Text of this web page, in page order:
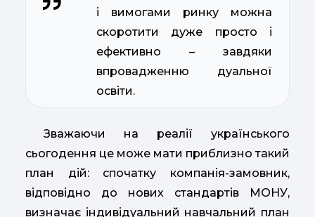
і вимогами ринку можна
скоротити дуже просто і
ефективно – завдяки
впровадженню дуальної
освіти.
Зважаючи на реалії українського
сьогодення це може мати приблизно такий
план дій: спочатку компанія-замовник,
відповідно до нових стандартів МОНУ,
визначає індивідуальний навчальний план